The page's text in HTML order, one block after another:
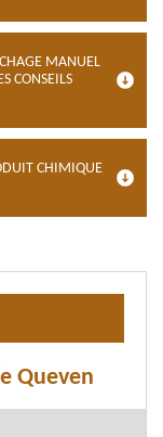
MANUEL
CONSEILS
CHIMIQUE
Queven